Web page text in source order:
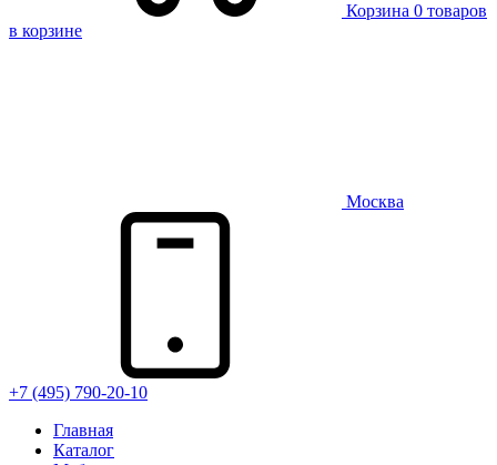
Корзина 0 товаров
в корзине
Москва
+7 (495) 790-20-10
Главная
Каталог